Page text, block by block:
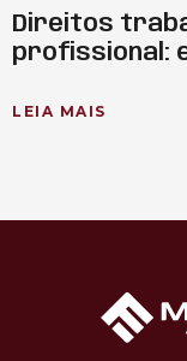
Direitos
profissional:
LEIA MAIS